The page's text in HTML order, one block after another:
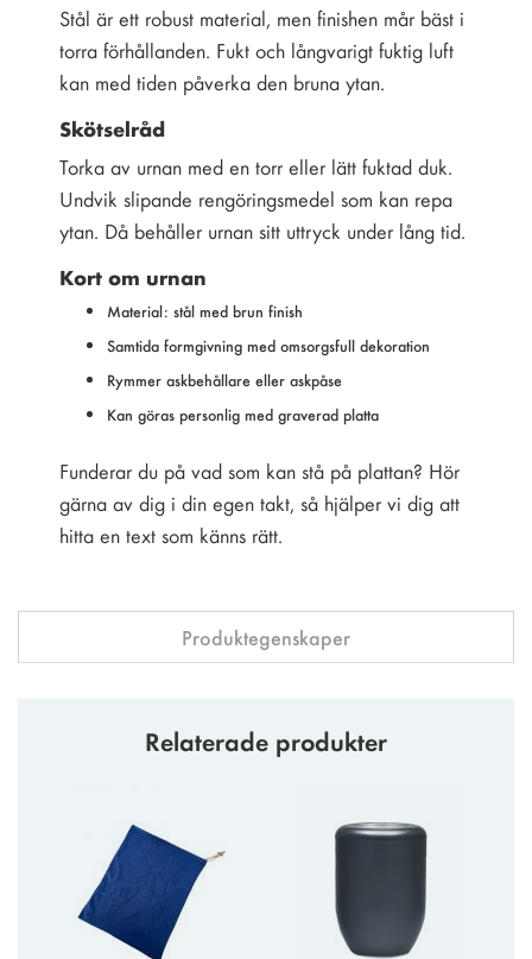
Stål är ett robust material, men finishen mår bäst i
torra förhållanden. Fukt och långvarigt fuktig luft
kan med tiden påverka den bruna ytan.
Skötselråd
Torka av urnan med en torr eller lätt fuktad duk.
Undvik slipande rengöringsmedel som kan repa
ytan. Då behåller urnan sitt uttryck under lång tid.
Kort om urnan
Material: stål med brun finish
Samtida formgivning med omsorgsfull dekoration
Rymmer askbehållare eller askpåse
Kan göras personlig med graverad platta
Funderar du på vad som kan stå på plattan? Hör
gärna av dig i din egen takt, så hjälper vi dig att
hitta en text som känns rätt.
Produktegenskaper
Relaterade produkter